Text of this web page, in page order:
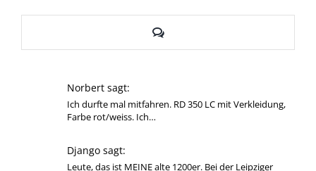
Kommentare
Norbert sagt:
Ich durfte mal mitfahren. RD 350 LC mit Verkleidung,
Farbe rot/weiss. Ich…
Django sagt:
Leute, das ist MEINE alte 1200er. Bei der Leipziger